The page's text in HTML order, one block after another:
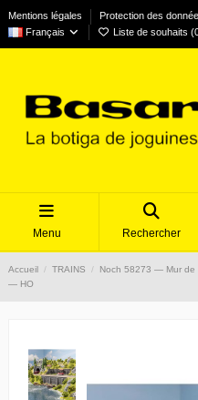
Mentions légales
Protection des
Français
Liste de souhaits (
Menu Rechercher
Accueil TRAINS
Noch 58273 — Mur de
— HO